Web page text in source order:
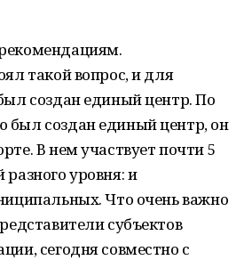
такой вопрос, и для
создан единый центр. По
создан единый центр, он
В нем участвует почти 5
уровня: и
Что очень важно
субъектов
сегодня совместно с